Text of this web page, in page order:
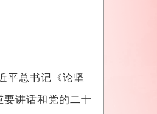
平总书记《论坚
讲话和党的二十